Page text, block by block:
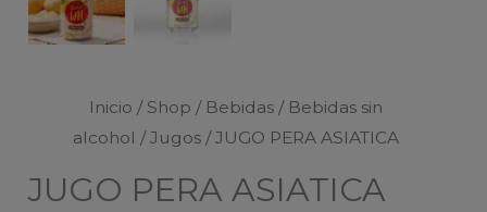
Inicio / Shop / Bebidas/ Bebidas sin
alcohol /Jugos/ JUGO PERA ASIATICA
JUGO PERA ASIATICA